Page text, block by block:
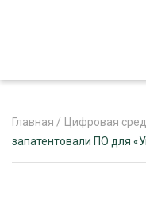
Главная / Цифровая
запатентовали ПО для